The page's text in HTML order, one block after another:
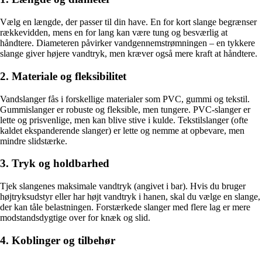
Vælg en længde, der passer til din have. En for kort slange begrænser
rækkevidden, mens en for lang kan være tung og besværlig at
håndtere. Diameteren påvirker vandgennemstrømningen – en tykkere
slange giver højere vandtryk, men kræver også mere kraft at håndtere.
2. Materiale og fleksibilitet
Vandslanger fås i forskellige materialer som PVC, gummi og tekstil.
Gummislanger er robuste og fleksible, men tungere. PVC-slanger er
lette og prisvenlige, men kan blive stive i kulde. Tekstilslanger (ofte
kaldet ekspanderende slanger) er lette og nemme at opbevare, men
mindre slidstærke.
3. Tryk og holdbarhed
Tjek slangenes maksimale vandtryk (angivet i bar). Hvis du bruger
højtryksudstyr eller har højt vandtryk i hanen, skal du vælge en slange,
der kan tåle belastningen. Forstærkede slanger med flere lag er mere
modstandsdygtige over for knæk og slid.
4. Koblinger og tilbehør